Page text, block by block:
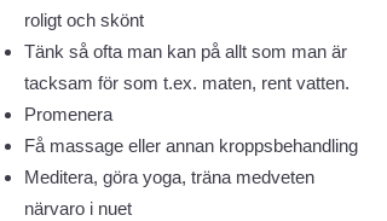
roligt och skönt
Tänk så ofta man kan på allt som man är
tacksam för som t.ex. maten, rent vatten.
Promenera
Få massage eller annan kroppsbehandling
Meditera, göra yoga, träna medveten
närvaro i nuet